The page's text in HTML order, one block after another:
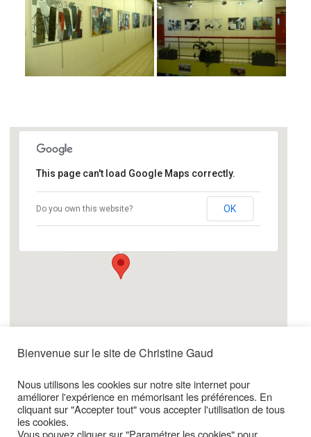
This page can't load Google Maps correctly.
Do you own this website? OK
Date / Heure
2:00 pm - 8:00 pm
Emplacement
Salle des Rancy
Bienvenue sur le site de Christine Gaud
Nous utilisons les cookies sur notre site internet pour
améliorer l'expérience en mémorisant les préférences. En
cliquant sur "Accepter tout" vous accepter l'utilisation de tous
les cookies.
Vous pouvez cliquer sur "Paramétrer les cookies" pour